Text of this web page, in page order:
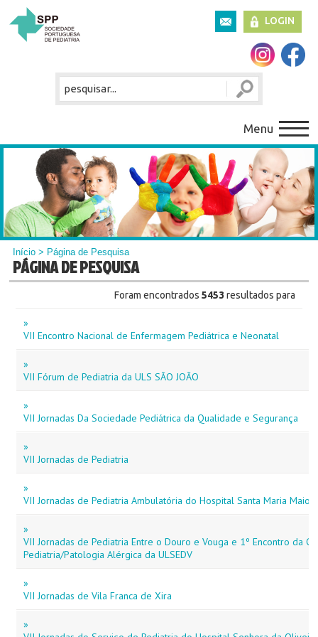
LOGIN
Menu
Início > Página de Pesquisa
PÁGINA DE PESQUISA
Foram encontrados 5453resultados para
»
VII Encontro Nacional de Enfermagem Pediátrica e Neonatal
»
VII Fórum de Pediatria da ULS SÃO JOÃO
»
VII Jornadas Da Sociedade Pediátrica da Qualidade e Segurança
»
VII Jornadas de Pediatria
»
VII Jornadas de Pediatria Ambulatória do Hospital Santa Maria Maior
»
VII Jornadas de Pediatria Entre o Douro e Vouga e 1º Encontro da
Pediatria/Patologia Alérgica da ULSEDV
»
VII Jornadas de Vila Franca de Xira
»